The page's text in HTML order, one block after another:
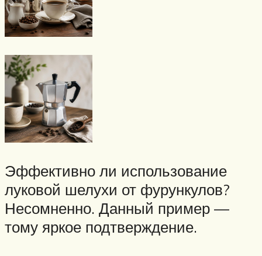
Эффективно ли использование
луковой шелухи от фурункулов?
Несомненно. Данный пример —
тому яркое подтверждение.